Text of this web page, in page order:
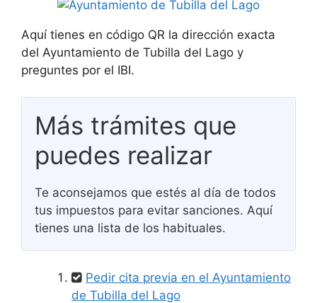
Aquí tienes en código QR la dirección exacta
del Ayuntamiento de Tubilla del Lago y
preguntes por el IBI.
Más trámites que
puedes realizar
Te aconsejamos que estés al día de todos
tus impuestos para evitar sanciones. Aquí
tienes una lista de los habituales.
Pedir cita previa en el Ayuntamiento
de Tubilla del Lago